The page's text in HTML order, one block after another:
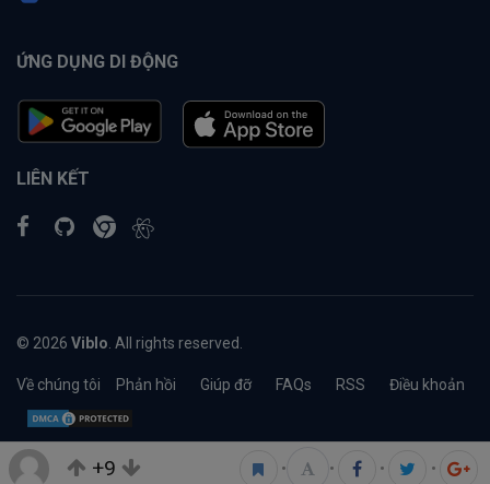
+9 • • • •
ỨNG DỤNG DI ĐỘNG
LIÊN KẾT
© 2026 Viblo . All rights reserved.
Về chúng tôi Phản hồi Giúp đỡ FAQs RSS Điều khoản